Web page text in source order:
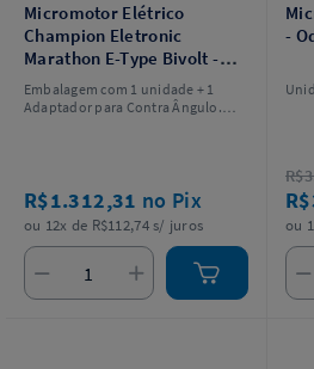
Micromotor Elétrico
Champion Eletronic
Marathon E-Type Bivolt -
Talmax
Embalagem com 1 unidade + 1
Adaptador para Contra Ângulo.
R$1.312,31 no Pix
ou 12x de R$112,74 s/ juros
-
ou